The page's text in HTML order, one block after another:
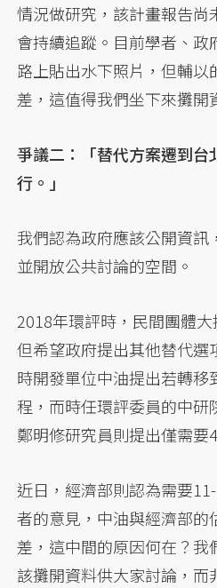
情況做研究，該計畫報告尚
會持續追蹤。目前學者、政
路上貼出水下照片，但輔
差，這值得我們坐下來攤開
爭議二：「替代方案遷到台
行。」
我們認為政府應該公開資訊
並開放公共討論的空間。
2018年環評時，民間團體大
但希望政府提出其他替代選
時開發單位中油提出若轉
程，而時任環評委員的中研
鄭明修研究員則提出僅需要
近日，經濟部則認為需要
者的意見，中油與經濟部的
差，這中間的原因何在？我
該攤開資料供大家討論，而